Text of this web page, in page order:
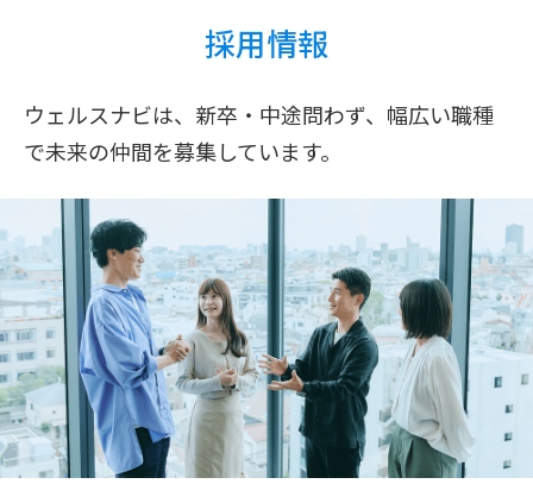
採用情報
ウェルスナビは、新卒・中途問わず、幅広い職種
で未来の仲間を募集しています。